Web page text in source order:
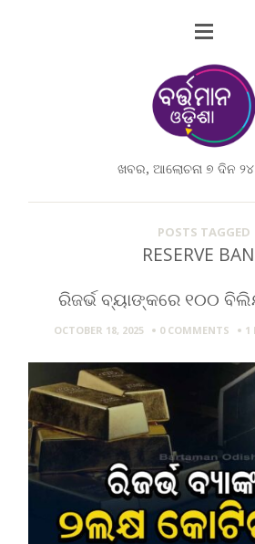
ଖବର, ଆଲୋଚନା ୭ ଦିନ
POSTS TAGGED
RESERVE
ରିଜର୍ଭ ବ୍ୟାଙ୍କରେ ୧୦୦
OCTOBER 18, 2025 0 COMMENTS 1